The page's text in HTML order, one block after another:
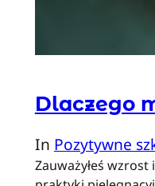
Dlaczego
In Pozytywne
Zauważyłeś